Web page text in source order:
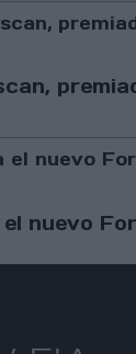
nuevo